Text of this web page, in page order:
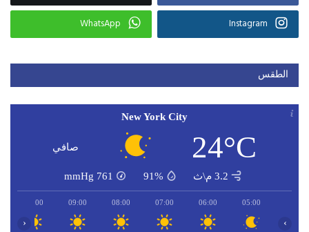
Instagram
WhatsApp
الطقس
New York City
24°C صافي
3.2 م\ث 91%
761
mmHg
05:00
06:00
07:00
08:00
09:00
10:00
‹ ›